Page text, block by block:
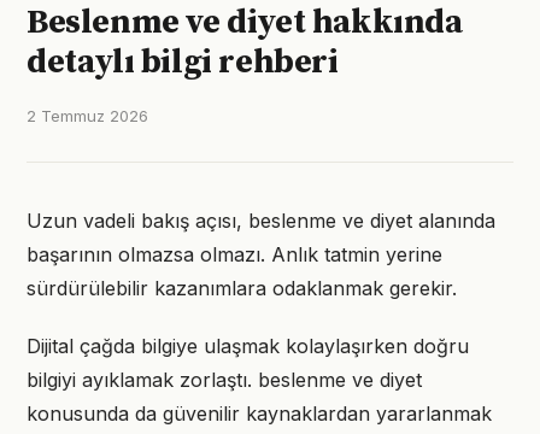
Beslenme ve diyet hakkında
detaylı bilgi rehberi
2 Temmuz 2026
Uzun vadeli bakış açısı, beslenme ve diyet alanında
başarının olmazsa olmazı. Anlık tatmin yerine
sürdürülebilir kazanımlara odaklanmak gerekir.
Dijital çağda bilgiye ulaşmak kolaylaşırken doğru
bilgiyi ayıklamak zorlaştı. beslenme ve diyet
konusunda da güvenilir kaynaklardan yararlanmak